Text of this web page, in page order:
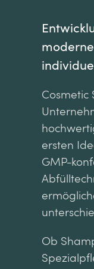
Cosmetic
ersten
GMP-
Ob